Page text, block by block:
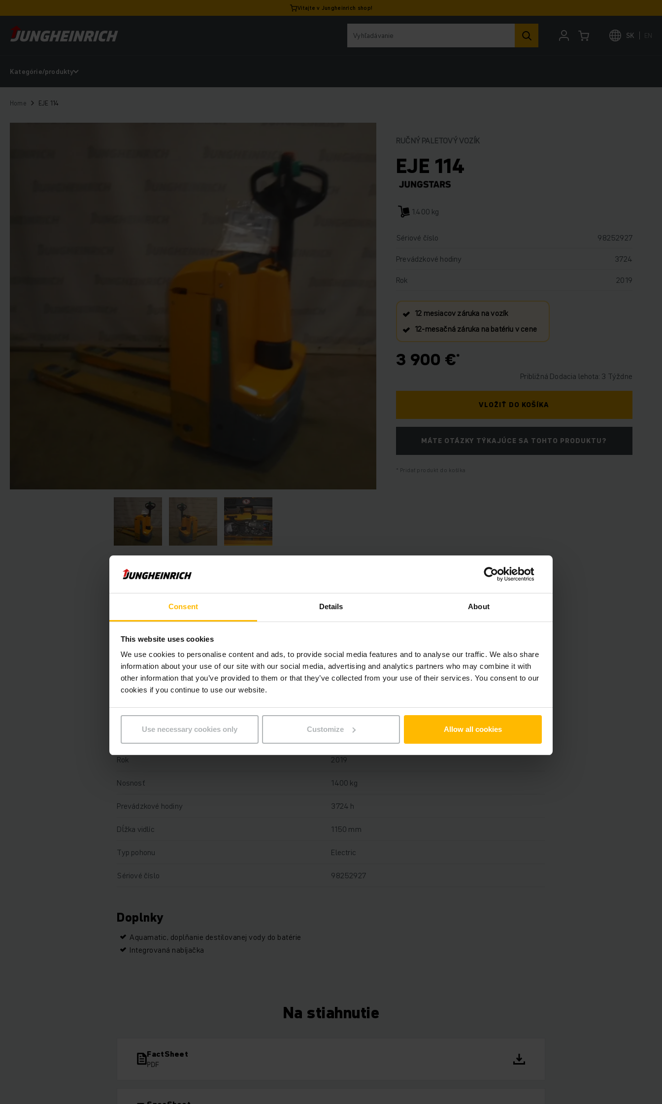
Consent Details About
This website uses cookies
We use cookies to personalise content and ads, to provide social media features and to analyse our traffic. We also share
information about your use of our site with our social media, advertising and analytics partners who may combine it with
other information that you’ve provided to them or that they’ve collected from your use of their services. You consent to our
cookies if you continue to use our website.
Use necessary cookies only Customize Allow all cookies
Vitajte v Jungheinrich shop!
SK EN
Kategórie/produkty
Home EJE 114
RUČNÝ PALETOVÝ VOZÍK
EJE 114
1.400 kg
Sériové číslo
98252927
Prevádzkové hodiny
3724
Rok
2019
12 mesiacov záruka na vozík
12‑mesačná záruka na batériu v cene
3 900 €
Približná Dodacia lehota: 3 Týždne
VLOŽIŤ DO KOŠÍKA
MÁTE OTÁZKY TÝKAJÚCE SA TOHTO PRODUKTU?
Pridať produkt do košíka
Informácie o výrobku
Technické údaje
Batéria
Nabíjač Áno, 24 V / 30 A
Rok 2019
Nosnosť 1400 kg
Prevádzkové hodiny 3724 h
Dĺžka vidlíc 1150 mm
Typ pohonu Electric
Sériové číslo 98252927
Doplnky
Aquamatic, doplňanie destilovanej vody do batérie
Integrovaná nabíjačka
Na stiahnutie
FactSheet
PDF